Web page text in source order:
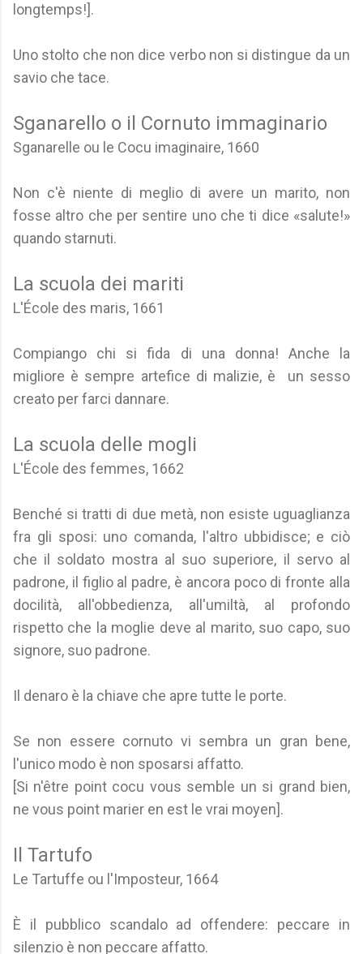
longtemps!].
Uno stolto che non dice verbo non si distingue da un
savio che tace.
Sganarello o il Cornuto immaginario
Sganarelle ou le Cocu imaginaire, 1660
Non c'è niente di meglio di avere un marito, non
fosse altro che per sentire uno che ti dice «salute!»
quando starnuti.
La scuola dei mariti
L'École des maris, 1661
Compiango chi si fida di una donna! Anche la
migliore è sempre artefice di malizie, è un sesso
creato per farci dannare.
La scuola delle mogli
L'École des femmes, 1662
Benché si tratti di due metà, non esiste uguaglianza
fra gli sposi: uno comanda, l'altro ubbidisce; e ciò
che il soldato mostra al suo superiore, il servo al
padrone, il figlio al padre, è ancora poco di fronte alla
docilità, all'obbedienza, all'umiltà, al profondo
rispetto che la moglie deve al marito, suo capo, suo
signore, suo padrone.
Il denaro è la chiave che apre tutte le porte.
Se non essere cornuto vi sembra un gran bene,
l'unico modo è non sposarsi affatto.
[Si n'être point cocu vous semble un si grand bien,
ne vous point marier en est le vrai moyen].
Il Tartufo
Le Tartuffe ou l'Imposteur, 1664
È il pubblico scandalo ad offendere: peccare in
silenzio è non peccare affatto.